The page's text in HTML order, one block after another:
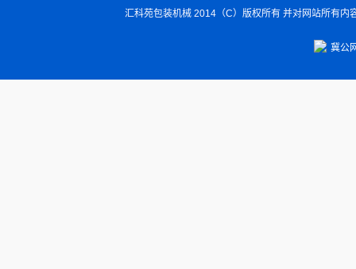
汇科苑包装机械 2014（C）版权所有 并对网站所有内
冀公